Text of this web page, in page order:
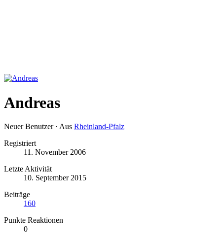
Andreas
Neuer Benutzer · Aus Rheinland-Pfalz
Registriert
11. November 2006
Letzte Aktivität
10. September 2015
Beiträge
160
Punkte Reaktionen
0